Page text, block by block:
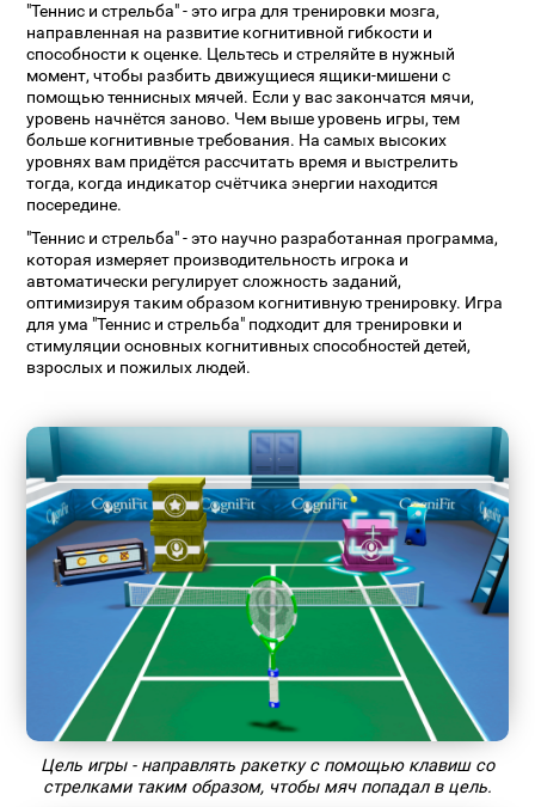
"Теннис и стрельба" - это игра для тренировки мозга,
направленная на развитие когнитивной гибкости и
способности к оценке. Цельтесь и стреляйте в нужный
момент, чтобы разбить движущиеся ящики-мишени с
помощью теннисных мячей. Если у вас закончатся мячи,
уровень начнётся заново. Чем выше уровень игры, тем
больше когнитивные требования. На самых высоких
уровнях вам придётся рассчитать время и выстрелить
тогда, когда индикатор счётчика энергии находится
посередине.
"Теннис и стрельба" - это научно разработанная программа,
которая измеряет производительность игрока и
автоматически регулирует сложность заданий,
оптимизируя таким образом когнитивную тренировку. Игра
для ума "Теннис и стрельба" подходит для тренировки и
стимуляции основных когнитивных способностей детей,
взрослых и пожилых людей.
Цель игры - направлять ракетку с помощью клавиш со
стрелками таким образом, чтобы мяч попадал в цель.